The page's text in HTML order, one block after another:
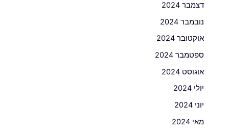
דצמבר 2024
נובמבר 2024
אוקטובר 2024
ספטמבר 2024
אוגוסט 2024
יולי 2024
יוני 2024
מאי 2024